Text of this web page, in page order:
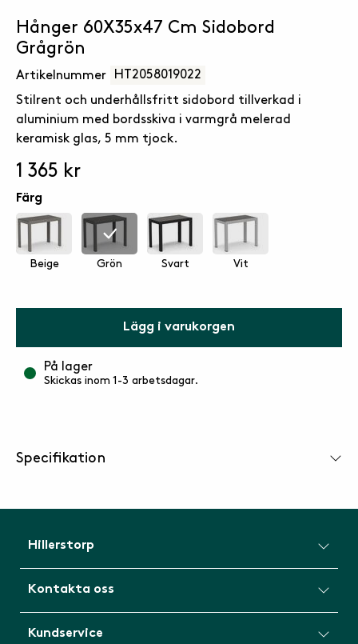
Hånger 60X35x47 Cm Sidobord
Grågrön
Artikelnummer HT2058019022
Stilrent och underhållsfritt sidobord tillverkad i
aluminium med bordsskiva i varmgrå melerad
keramisk glas, 5 mm tjock.
1 365 kr
Färg
Beige Grön Svart Vit
Lägg i varukorgen
På lager
Skickas inom 1-3 arbetsdagar.
Specifikation
Hillerstorp
Kontakta oss
Kundservice